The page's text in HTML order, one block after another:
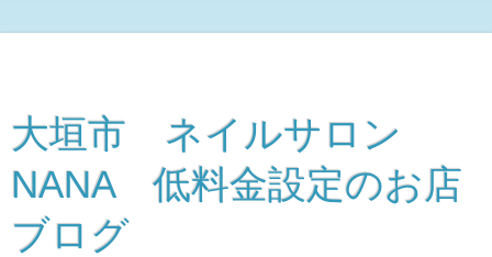
大垣市 ネイルサロン
NANA 低料金設定のお店
ブログ